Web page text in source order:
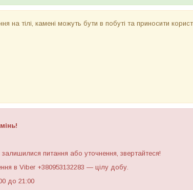
на тілі, камені можуть бути в побуті та приносити
питання або уточнення, звертайтеся!
в Viber +380953132283 — цілу добу.
до 21:00